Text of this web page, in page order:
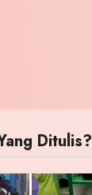
Ditulis?